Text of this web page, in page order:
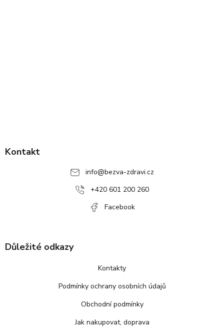
Kontakt
info@bezva-zdravi.cz
+420 601 200 260
Facebook
Důležité odkazy
Kontakty
Podmínky ochrany osobních údajů
Obchodní podmínky
Jak nakupovat, doprava